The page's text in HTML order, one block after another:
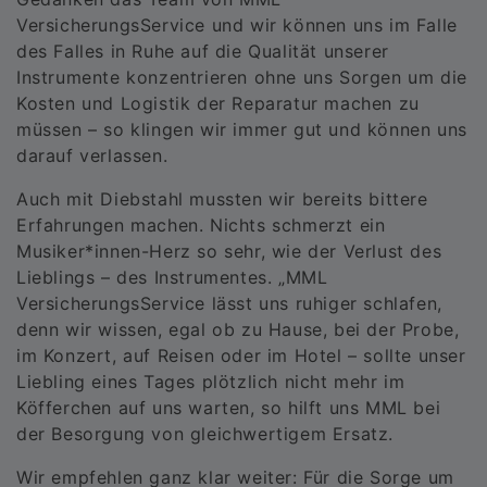
VersicherungsService und wir können uns im Falle
des Falles in Ruhe auf die Qualität unserer
Instrumente konzentrieren ohne uns Sorgen um die
Kosten und Logistik der Reparatur machen zu
müssen – so klingen wir immer gut und können uns
darauf verlassen.
Auch mit Diebstahl mussten wir bereits bittere
Erfahrungen machen. Nichts schmerzt ein
Musiker*innen-Herz so sehr, wie der Verlust des
Lieblings – des Instrumentes. „MML
VersicherungsService lässt uns ruhiger schlafen,
denn wir wissen, egal ob zu Hause, bei der Probe,
im Konzert, auf Reisen oder im Hotel – sollte unser
Liebling eines Tages plötzlich nicht mehr im
Köfferchen auf uns warten, so hilft uns MML bei
der Besorgung von gleichwertigem Ersatz.
Wir empfehlen ganz klar weiter: Für die Sorge um